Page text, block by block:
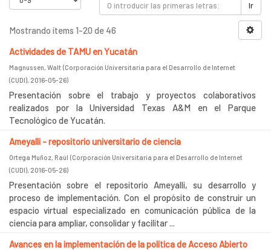
Ir
Mostrando ítems 1-20 de 46
Actividades de TAMU en Yucatán
Magnussen, Walt (Corporación Universitaria para el Desarrollo de Internet
(CUDI), 2016-05-26)
Presentación sobre el trabajo y proyectos colaborativos
realizados por la Universidad Texas A&M en el Parque
Tecnológico de Yucatán.
Ameyalli - repositorio universitario de ciencia
Ortega Muñoz, Raúl (Corporación Universitaria para el Desarrollo de Internet
(CUDI), 2016-05-26)
Presentación sobre el repositorio Ameyalli, su desarrollo y
proceso de implementación. Con el propósito de construir un
espacio virtual especializado en comunicación pública de la
ciencia para ampliar, consolidar y facilitar ...
Avances en la implementación de la política de Acceso Abierto